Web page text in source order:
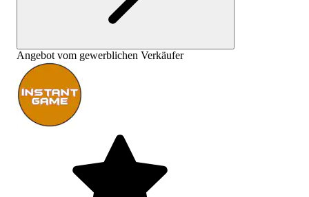
Angebot vom gewerblichen Verkäufer